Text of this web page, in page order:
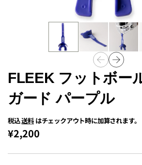
FLEEK フットボー
ガード パープル
¥2,200
税込送料 はチェックアウト時に加算されます。